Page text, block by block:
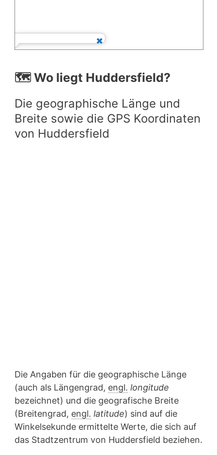
🗺️ Wo liegt Huddersfield?
Die geographische Länge und
Breite sowie die GPS Koordinaten
von Huddersfield
Die Angaben für die geographische Länge
(auch als Längengrad, engl. longitude
bezeichnet) und die geografische Breite
(Breitengrad, engl. latitude) sind auf die
Winkelsekunde ermittelte Werte, die sich auf
das Stadtzentrum von Huddersfield beziehen.